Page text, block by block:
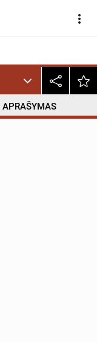
more_vert
APRAŠYMAS